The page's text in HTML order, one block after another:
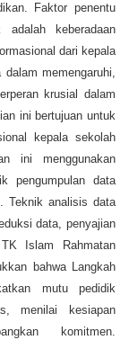
Faktor penentu
keberadaan
dari kepala
memengaruhi,
krusial dalam
ini bertujuan untuk
kepala sekolah
ini menggunakan
pengumpulan data
Teknik analisis data
data, penyajian
Islam Rahmatan
bahwa Langkah
mutu pedidik
menilai kesiapan
komitmen.